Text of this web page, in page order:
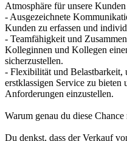
Atmosphäre für unsere
- Ausgezeichnete
Kunden zu erfassen und
- Teamfähigkeit und
Kolleginnen und Kollegen
sicherzustellen.
- Flexibilität und Belastbarkeit,
erstklassigen Service zu
Anforderungen einzustellen.
Warum genau du diese
Du denkst, dass der Verkauf